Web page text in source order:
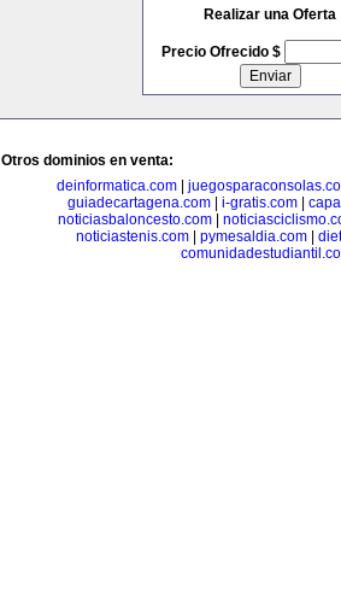
Realizar una Oferta
Precio Ofrecido $
Otros dominios en venta:
deinformatica.com
guiadecartagena.com| i-gratis.com|
noticiasbaloncesto.com
noticiastenis.com
pymesaldia.com